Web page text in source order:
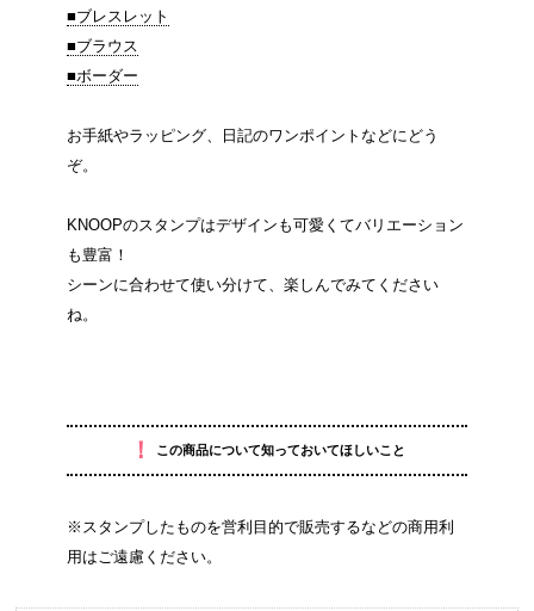
■ブレスレット
■ブラウス
■ボーダー
お手紙やラッピング、日記のワンポイントなどにどう
ぞ。
KNOOPのスタンプはデザインも可愛くてバリエーション
も豊富！
シーンに合わせて使い分けて、楽しんでみてください
ね。
！ この商品について知っておいてほしいこと
※スタンプしたものを営利目的で販売するなどの商用利
用はご遠慮ください。